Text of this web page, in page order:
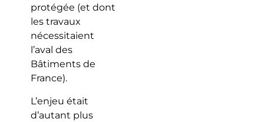
protégée (et dont
les travaux
nécessitaient
l’aval des
Bâtiments de
France).
L’enjeu était
d’autant plus